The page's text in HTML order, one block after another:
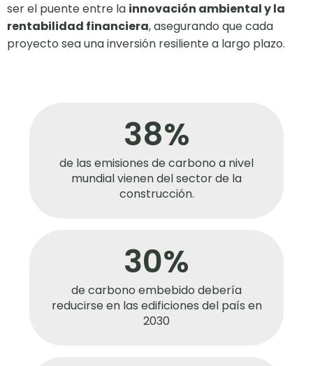
ser el puente entre la innovación ambiental y la
rentabilidad financiera, asegurando que cada
proyecto sea una inversión resiliente a largo plazo.
38%
de las emisiones de carbono a nivel
mundial vienen del sector de la
construcción.
30%
de carbono embebido debería
reducirse en las edificiones del país en
2030